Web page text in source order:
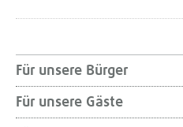
Für unsere Bürger
Für unsere Gäste